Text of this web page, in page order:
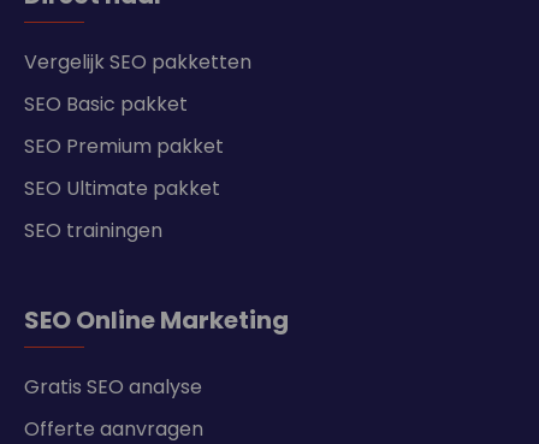
Vergelijk SEO pakketten
SEO Basic pakket
SEO Premium pakket
SEO Ultimate pakket
SEO trainingen
SEO Online Marketing
Gratis SEO analyse
Offerte aanvragen